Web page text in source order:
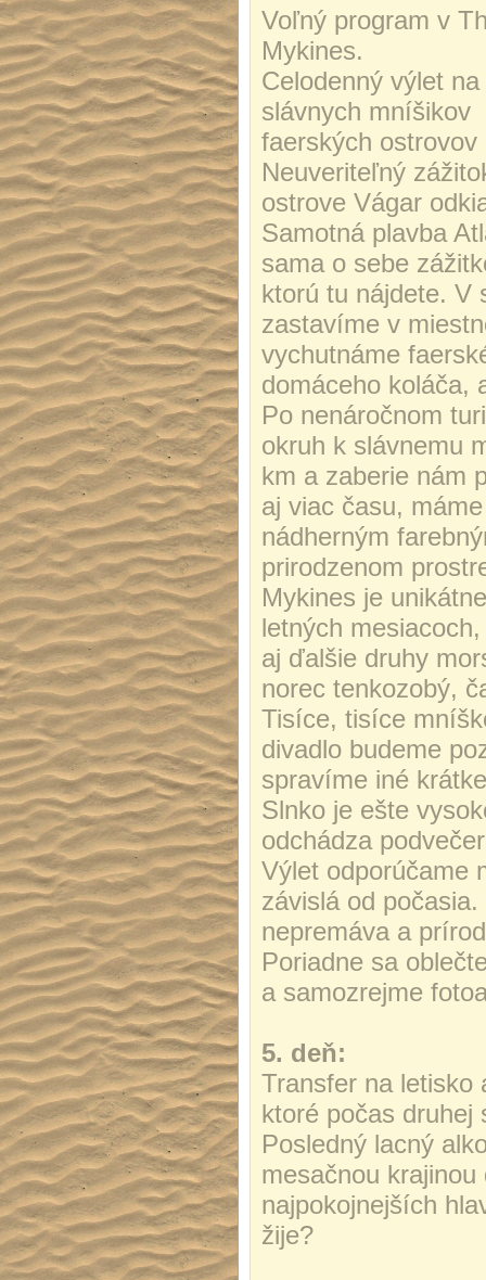
Voľný program v
Mykines.
Celodenný výlet
slávnych mníšikov
faerských
Neuveriteľný
ostrove Vágar
Samotná plavba
sama o sebe
ktorú tu nájdete. V
zastavíme v
vychutnáme
domáceho
Po nenáročnom
okruh k slávnemu
km a zaberie nám
aj viac času,
nádherným
prirodzenom
Mykines je
letných
aj ďalšie druhy
norec tenkozobý,
Tisíce, tisíce
divadlo budeme
spravíme iné
Slnko je ešte
odchádza
Výlet odporúčame
závislá od
nepremáva a
Poriadne sa
a samozrejme
5. deň:
Transfer na letisko
ktoré počas druhej
Posledný lacný
mesačnou
najpokojnejších
žije?